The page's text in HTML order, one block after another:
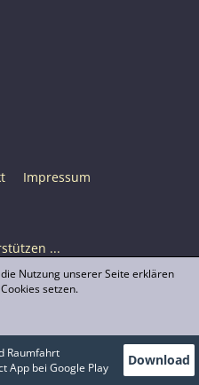
Impressum
...
2026, lizenziert unter CC BY-SA,
anders angegeben
Raumfahrt
App bei Google Play
Download
Nutzung unserer Seite erklären
setzen.